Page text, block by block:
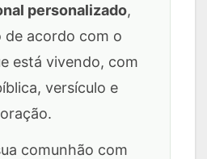
personalizado,
de acordo com o
está vivendo, com
versículo e
oração.
comunhão com